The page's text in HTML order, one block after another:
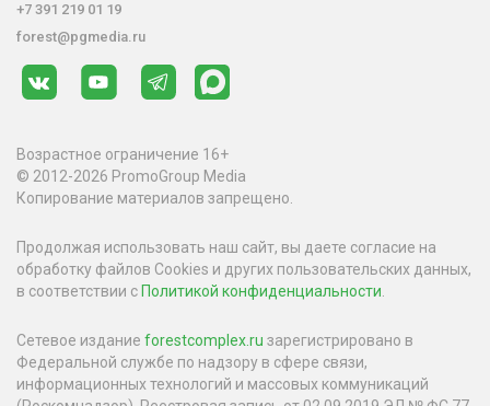
+7 391 219 01 19
forest@pgmedia.ru
Возрастное ограничение 16+
© 2012-2026 PromoGroup Media
Копирование материалов запрещено.
Продолжая использовать наш сайт, вы даете согласие на
обработку файлов Cookies и других пользовательских данных,
в соответствии с Политикой конфиденциальности
Сетевое издание forestcomplex.ru зарегистрировано в
Федеральной службе по надзору в сфере связи,
информационных технологий и массовых коммуникаций